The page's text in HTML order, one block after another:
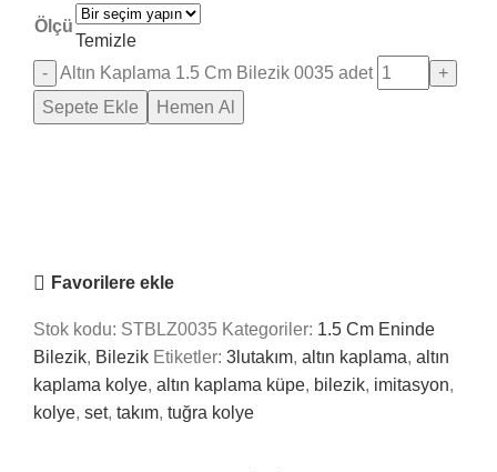
Ölçü
Temizle
Altın Kaplama 1.5 Cm Bilezik 0035 adet
Sepete Ekle
Hemen Al
Favorilere ekle
Stok kodu: STBLZ0035 Kategoriler: 1.5 Cm Eninde
Bilezik, Bilezik Etiketler: 3lutakım, altın kaplama, altın
kaplama kolye, altın kaplama küpe, bilezik, imitasyon,
kolye, set, takım, tuğra kolye